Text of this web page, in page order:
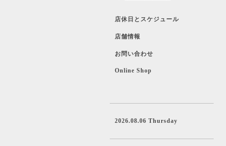
店休日とスケジュール
店舗情報
お問い合わせ
Online Shop
2026.08.06 Thursday